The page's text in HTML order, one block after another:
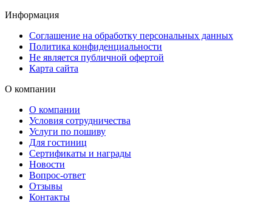
Информация
Соглашение на обработку персональных данных
Политика конфиденциальности
Не является публичной офертой
Карта сайта
О компании
О компании
Условия сотрудничества
Услуги по пошиву
Для гостиниц
Сертификаты и награды
Новости
Вопрос-ответ
Отзывы
Контакты